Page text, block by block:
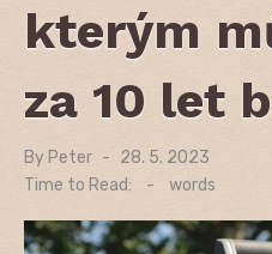
kterým
za 10 let
By Peter
Posted
on
28. 5. 2023
Time to Read:
- words